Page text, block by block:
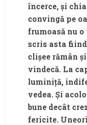
încerce, și
convingă pe
frumoasă nu
scris asta
clișee rămân
vindecă. La
luminiță,
vedea. Și
bune decât
fericite.